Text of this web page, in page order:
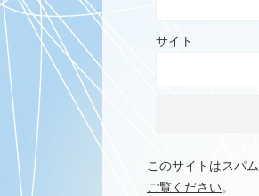
サイト
このサイトはスパ
ご覧ください。